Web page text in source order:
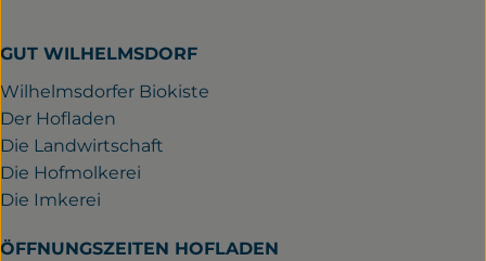
GUT WILHELMSDORF
Wilhelmsdorfer Biokiste
Der Hofladen
Die Landwirtschaft
Die Hofmolkerei
Die Imkerei
ÖFFNUNGSZEITEN HOFLADEN